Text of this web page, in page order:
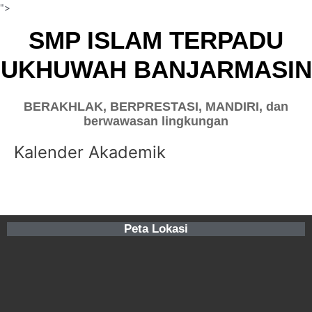
">
kontenSMP ISLAM TERPADU
UKHUWAH BANJARMASIN
BERAKHLAK, BERPRESTASI, MANDIRI, dan
berwawasan lingkungan
Kalender Akademik
Peta Lokasi